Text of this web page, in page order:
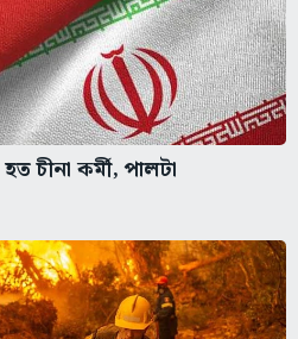
চীনা কর্মী, পালটা